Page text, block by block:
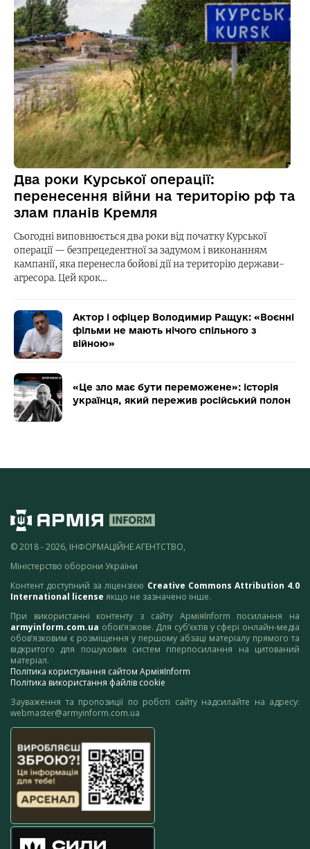
Два роки Курської операції:
перенесення війни на територію рф та
злам планів Кремля
Сьогодні виповнюється два роки від початку Курської
операції — безпрецедентної за задумом і виконанням
кампанії, яка перенесла бойові дії на територію держави-
агресора. Цей крок…
Актор і офіцер Володимир Ращук: «Воєнні
фільми не мають нічого спільного з
війною»
«Це зло має бути переможене»: історія
українця, який пережив російський полон
© 2018 - 2026, ІНФОРМАЦІЙНЕ АГЕНТСТВО,
Міністерство оборони України
Контент доступний за ліцензією Creative Commons Attribution 4.0
International license якщо не зазначено інше.
При використанні контенту з сайту АрміяInform посилання на
armyinform.com.ua обов’язкове. Для суб’єктів у сфері онлайн-медіа
обов’язковим є розміщення у першому абзаці матеріалу прямого та
відкритого для пошукових систем гіперпосилання на цитований
матеріал.
Політика користування сайтом АрміяInform
Політика використання файлів cookie
Зауваження та пропозиції по роботі сайту надсилайте на адресу:
webmaster@armyinform.com.ua